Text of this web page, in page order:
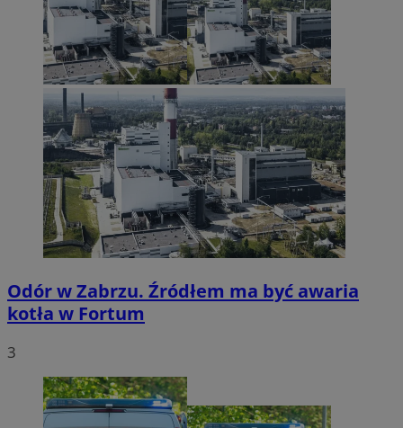
Odór w Zabrzu. Źródłem ma być awaria
kotła w Fortum
3